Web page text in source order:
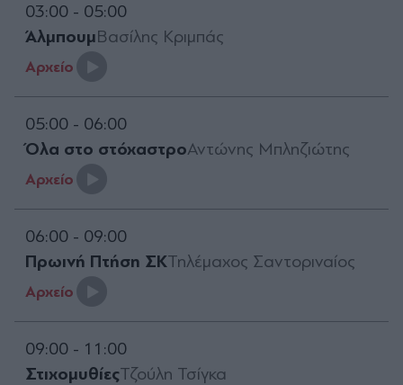
03:00 - 05:00
ΆλμπουμΒασίλης Κριμπάς
Aρχείο
05:00 - 06:00
Όλα στο στόχαστροΑντώνης Μπληζιώτης
Aρχείο
06:00 - 09:00
Πρωινή Πτήση ΣΚΤηλέμαχος Σαντοριναίος
Aρχείο
09:00 - 11:00
ΣτιχομυθίεςΤζούλη Τσίγκα